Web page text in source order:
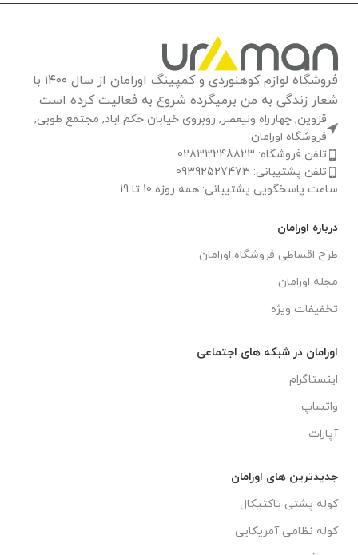
فروشگاه لوازم کوهنوردی و کمپینگ اورامان از سال ۱۴۰۰ با
شعار زندگی به من برمیگرده شروع به فعالیت کرده است
قزوین, چهارراه ولیعصر, روبروی خیابان حکم اباد, مجتمع طوبی,
فروشگاه اورامان
تلفن فروشگاه: 02833248823
تلفن پشتیبانی: 09392527473
ساعت پاسخگویی پشتیبانی: همه روزه 10 تا 19
درباره اورامان
طرح اقساطی فروشگاه اورامان
مجله اورامان
تخفیفات ویژه
اورامان در شبکه های اجتماعی
اینستاگرام
واتساپ
آپارات
جدیدترین های اورامان
کوله پشتی تاکتیکال
کوله نظامی آمریکایی